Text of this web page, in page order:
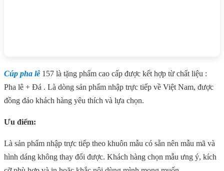
Cúp pha lê 157 là tặng phẩm cao cấp được kết hợp từ chất liệu :
Pha lê + Đá . Là dòng sản phẩm nhập trực tiếp về Việt Nam, được
đồng đảo khách hàng yêu thích và lựa chọn.
Ưu điểm:
Là sản phẩm nhập trực tiếp theo khuôn mẫu có sẵn nên mẫu mã và
hình dáng không thay đổi được. Khách hàng chọn mẫu ưng ý, kích